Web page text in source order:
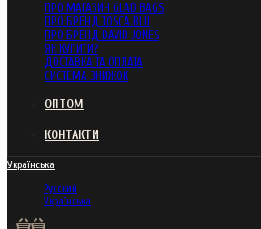
ПРО МАГАЗИН GLAD BAGS
ПРО БРЕНД TOSCA BLU
ПРО БРЕНД DAVID JONES
ЯК КУПИТИ?
ДОСТАВКА ТА ОПЛАТА
СИСТЕМА ЗНИЖОК
ОПТОМ
КОНТАКТИ
Українська
Русский
Українська